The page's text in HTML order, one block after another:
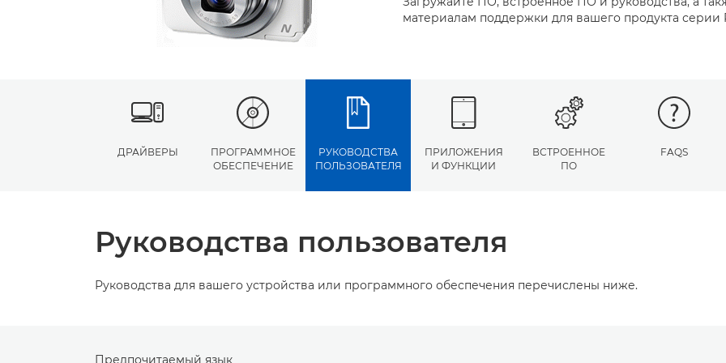
материалам поддержки для вашего продукта серии
ДРАЙВЕРЫ
ПРОГРАММНОЕ
ОБЕСПЕЧЕНИЕ
РУКОВОДСТВА
ПОЛЬЗОВАТЕЛЯ
ПРИЛОЖЕНИЯ
И ФУНКЦИИ
ВСТРОЕННОЕ
ПО
FAQS
Руководства пользователя
Руководства для вашего устройства или программного обеспечения перечислены ниже.
Предпочитаемый язык